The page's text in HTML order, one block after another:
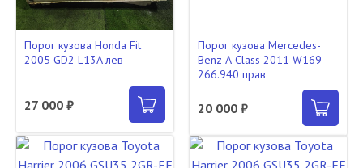
Порог кузова Honda Fit
2005 GD2 L13A лев
27 000 ₽
Порог кузова Mercedes-
Benz A-Class 2011 W169
266.940 прав
20 000 ₽